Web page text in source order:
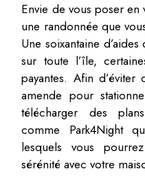
Envie de vous poser en
une randonnée que
Une soixantaine
sur toute l’île,
payantes. Afin
amende pour
télécharger des
comme Park4Night
lesquels vous
sérénité avec votre